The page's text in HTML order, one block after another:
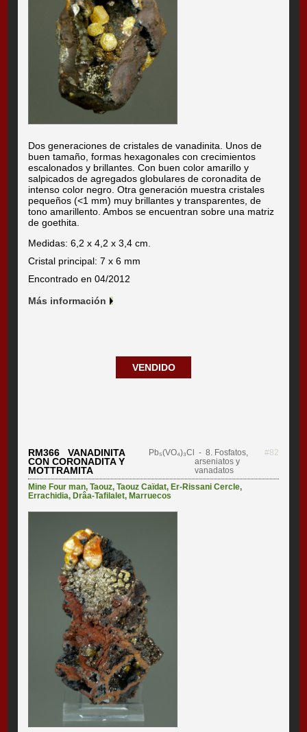
Dos generaciones de cristales de vanadinita. Unos de
buen tamaño, formas hexagonales con crecimientos
escalonados y brillantes. Con buen color amarillo y
salpicados de agregados globulares de coronadita de
intenso color negro. Otra generación muestra cristales
pequeños (<1 mm) muy brillantes y transparentes, de
tono amarillento. Ambos se encuentran sobre una matriz
de goethita.
Medidas: 6,2 x 4,2 x 3,4 cm.
Cristal principal: 7 x 6 mm
Encontrado en 04/2012
Más información
VENDIDO
RM366 VANADINITA
CON CORONADITA Y
MOTTRAMITA
Pb₅(VO₄)₃Cl - 8. Fosfatos,
arseniatos y
vanadatos
#82
Mine Four man,Taouz,Taouz Caïdat,Er-Rissani Cercle,
Errachidia,Drâa-Tafilalet,Marruecos